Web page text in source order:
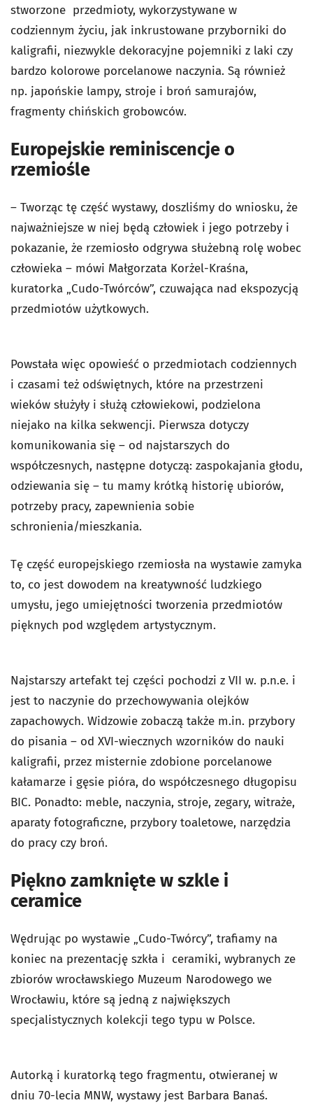
stworzone przedmioty, wykorzystywane w
codziennym życiu, jak inkrustowane przyborniki do
kaligrafii, niezwykle dekoracyjne pojemniki z laki czy
bardzo kolorowe porcelanowe naczynia. Są również
np. japońskie lampy, stroje i broń samurajów,
fragmenty chińskich grobowców.
Europejskie reminiscencje o
rzemiośle
– Tworząc tę część wystawy, doszliśmy do wniosku, że
najważniejsze w niej będą człowiek i jego potrzeby i
pokazanie, że rzemiosło odgrywa służebną rolę wobec
człowieka – mówi Małgorzata Korżel-Kraśna,
kuratorka „Cudo-Twórców”, czuwająca nad ekspozycją
przedmiotów użytkowych.
Powstała więc opowieść o przedmiotach codziennych
i czasami też odświętnych, które na przestrzeni
wieków służyły i służą człowiekowi, podzielona
niejako na kilka sekwencji. Pierwsza dotyczy
komunikowania się – od najstarszych do
współczesnych, następne dotyczą: zaspokajania głodu,
odziewania się – tu mamy krótką historię ubiorów,
potrzeby pracy, zapewnienia sobie
schronienia/mieszkania.
Tę część europejskiego rzemiosła na wystawie zamyka
to, co jest dowodem na kreatywność ludzkiego
umysłu, jego umiejętności tworzenia przedmiotów
pięknych pod względem artystycznym.
Najstarszy artefakt tej części pochodzi z VII w. p.n.e. i
jest to naczynie do przechowywania olejków
zapachowych. Widzowie zobaczą także m.in. przybory
do pisania – od XVI-wiecznych wzorników do nauki
kaligrafii, przez misternie zdobione porcelanowe
kałamarze i gęsie pióra, do współczesnego długopisu
BIC. Ponadto: meble, naczynia, stroje, zegary, witraże,
aparaty fotograficzne, przybory toaletowe, narzędzia
do pracy czy broń.
Piękno zamknięte w szkle i
ceramice
Wędrując po wystawie „Cudo-Twórcy”, trafiamy na
koniec na prezentację szkła i ceramiki, wybranych ze
zbiorów wrocławskiego Muzeum Narodowego we
Wrocławiu, które są jedną z największych
specjalistycznych kolekcji tego typu w Polsce.
Autorką i kuratorką tego fragmentu, otwieranej w
dniu 70-lecia MNW, wystawy jest Barbara Banaś.